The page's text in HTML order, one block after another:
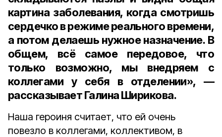
картина заболевания, когда смотришь
сердечко в режиме реального времени,
а потом делаешь нужное назначение. В
общем, всё самое передовое, что
только возможно, мы внедряем с
коллегами у себя в отделении», —
рассказывает Галина Ширикова.
Наша героиня считает, что ей очень
повезло в коллегами, коллективом, в